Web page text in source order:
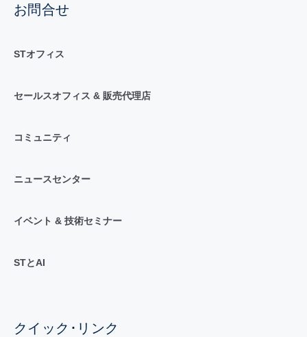
お問合せ
STオフィス
セールスオフィス & 販売代理店
コミュニティ
ニュースセンター
イベント & 技術セミナー
STとAI
クイック･リンク